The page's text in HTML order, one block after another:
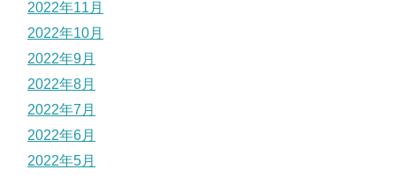
2022年11月
2022年10月
2022年9月
2022年8月
2022年7月
2022年6月
2022年5月